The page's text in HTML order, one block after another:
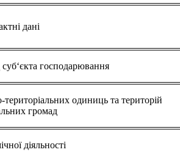
дані
господарювання
одиниць та територій
громад
діяльності